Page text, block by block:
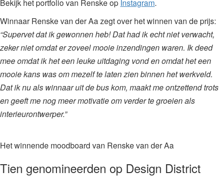
Bekijk het portfolio van Renske op Instagram.
Winnaar Renske van der Aa zegt over het winnen van de prijs:
“Supervet dat ik gewonnen heb! Dat had ik echt niet verwacht,
zeker niet omdat er zoveel mooie inzendingen waren. Ik deed
mee omdat ik het een leuke uitdaging vond en omdat het een
mooie kans was om mezelf te laten zien binnen het werkveld.
Dat ik nu als winnaar uit de bus kom, maakt me ontzettend trots
en geeft me nog meer motivatie om verder te groeien als
interieurontwerper.”
Het winnende moodboard van Renske van der Aa
Tien genomineerden op Design District